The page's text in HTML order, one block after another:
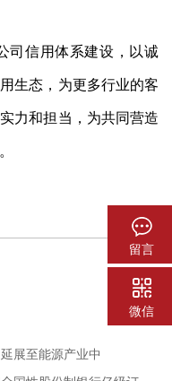
司信用体系建设，以诚
生态，为更多行业的客
力和担当，为共同营造
展至能源产业中
留言
微信